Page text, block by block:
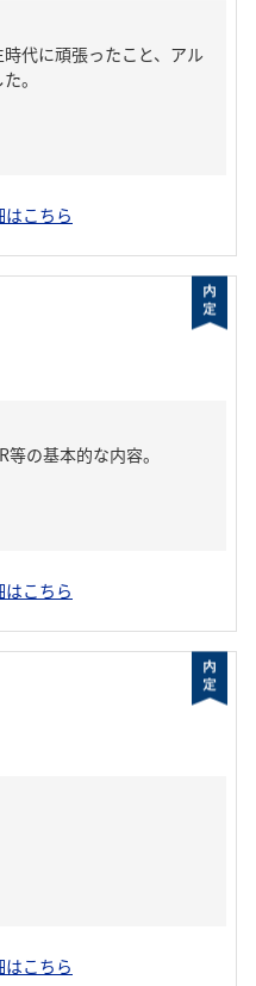
代に頑張ったこと、アル
。
こちら
の基本的な内容。
こちら
こちら